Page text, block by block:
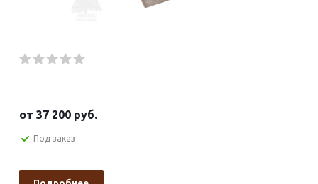
от 37 200 руб.
Под заказ